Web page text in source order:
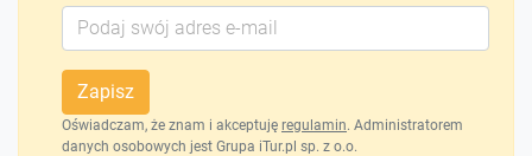
Zapisz
Oświadczam, że znam i akceptuję regulamin. Administratorem
danych osobowych jest Grupa iTur.pl sp. z o.o.